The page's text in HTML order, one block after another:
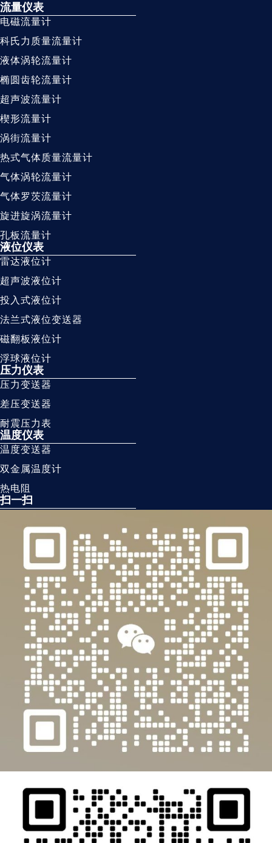
流量仪表
电磁流量计
科氏力质量流量计
液体涡轮流量计
椭圆齿轮流量计
超声波流量计
楔形流量计
涡街流量计
热式气体质量流量计
气体涡轮流量计
气体罗茨流量计
旋进旋涡流量计
孔板流量计
液位仪表
雷达液位计
超声波液位计
投入式液位计
法兰式液位变送器
磁翻板液位计
浮球液位计
压力仪表
压力变送器
差压变送器
耐震压力表
温度仪表
温度变送器
双金属温度计
热电阻
扫一扫